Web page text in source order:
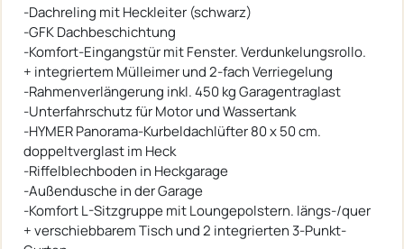
-Dachreling mit Heckleiter (schwarz)
-GFK Dachbeschichtung
-Komfort-Eingangstür mit Fenster. Verdunkelungsrollo.
+ integriertem Mülleimer und 2-fach Verriegelung
-Rahmenverlängerung inkl. 450 kg Garagentraglast
-Unterfahrschutz für Motor und Wassertank
-HYMER Panorama-Kurbeldachlüfter 80 x 50 cm.
doppeltverglast im Heck
-Riffelblechboden in Heckgarage
-Außendusche in der Garage
-Komfort L-Sitzgruppe mit Loungepolstern. längs-/quer
+ verschiebbarem Tisch und 2 integrierten 3-Punkt-